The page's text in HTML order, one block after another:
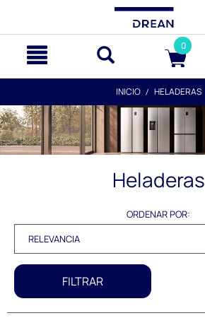
0
INICIO HELADERAS
Heladeras
ORDENAR POR:
FILTRAR